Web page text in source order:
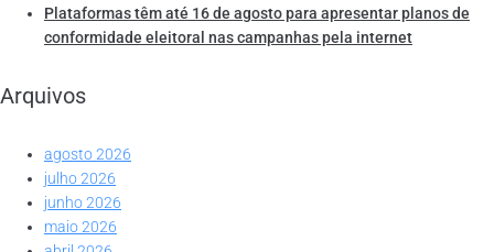
Plataformas têm até 16 de agosto para apresentar planos de
conformidade eleitoral nas campanhas pela internet
Arquivos
agosto 2026
julho 2026
junho 2026
maio 2026